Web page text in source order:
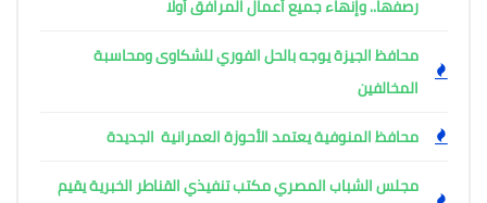
رصفها.. وإنهاء جميع أعمال المرافق أولًا
محافظ الجيزة يوجه بالحل الفوري للشكاوى ومحاسبة
المخالفين
محافظ المنوفية يعتمد الأحوزة العمرانية الجديدة
مجلس الشباب المصري مكتب تنفيذي القناطر الخبرية يقيم